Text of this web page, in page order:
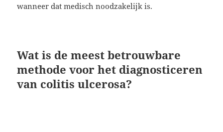
wanneer dat medisch noodzakelijk is.
Wat is de meest betrouwbare
methode voor het diagnosticeren
van colitis ulcerosa?